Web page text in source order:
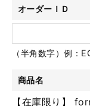
オーダーＩＤ
（半角数字）例
商品名
【在庫限り】